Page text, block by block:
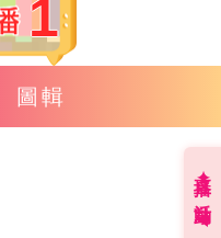
1
圖輯
直播✦活動